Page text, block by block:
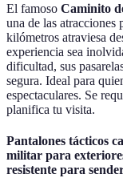
El famoso Caminito
una de las atracciones
kilómetros atraviesa
experiencia sea
dificultad, sus
segura. Ideal para
espectaculares. Se
planifica tu visita.
Pantalones tácticos
militar para
resistente para